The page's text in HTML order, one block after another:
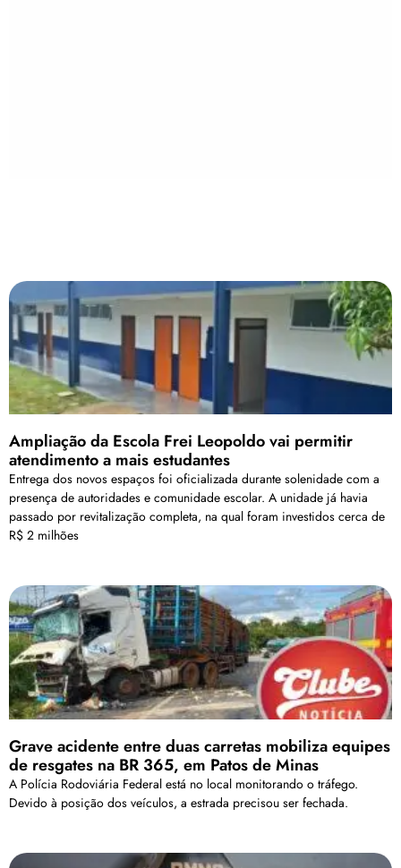
Ampliação da Escola Frei Leopoldo vai permitir
atendimento a mais estudantes
Entrega dos novos espaços foi oficializada durante solenidade com a
presença de autoridades e comunidade escolar. A unidade já havia
passado por revitalização completa, na qual foram investidos cerca de
R$ 2 milhões
Grave acidente entre duas carretas mobiliza equipes
de resgates na BR 365, em Patos de Minas
A Polícia Rodoviária Federal está no local monitorando o tráfego.
Devido à posição dos veículos, a estrada precisou ser fechada.